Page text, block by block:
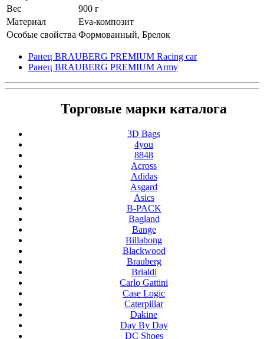
Вес
900 г
Материал
Eva-композит
Особые свойства Формованный, Брелок
Ранец BRAUBERG PREMIUM Racing car
Ранец BRAUBERG PREMIUM Army
Торговые марки каталога
3D Bags
4you
8848
Across
Adidas
Asgard
Asics
B-PACK
Bagland
Bange
Billabong
Blackwood
Brauberg
Brialdi
Carlo Gattini
Case Logic
Caterpillar
Dakine
Day By Day
DC Shoes